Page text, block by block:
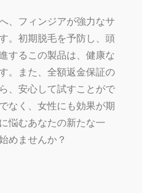
、フィンジアが強力なサ
。初期脱毛を予防し、頭
するこの製品は、健康な
。また、全額返金保証の
、安心して試すことがで
なく、女性にも効果が期
悩むあなたの新たな一
めませんか？